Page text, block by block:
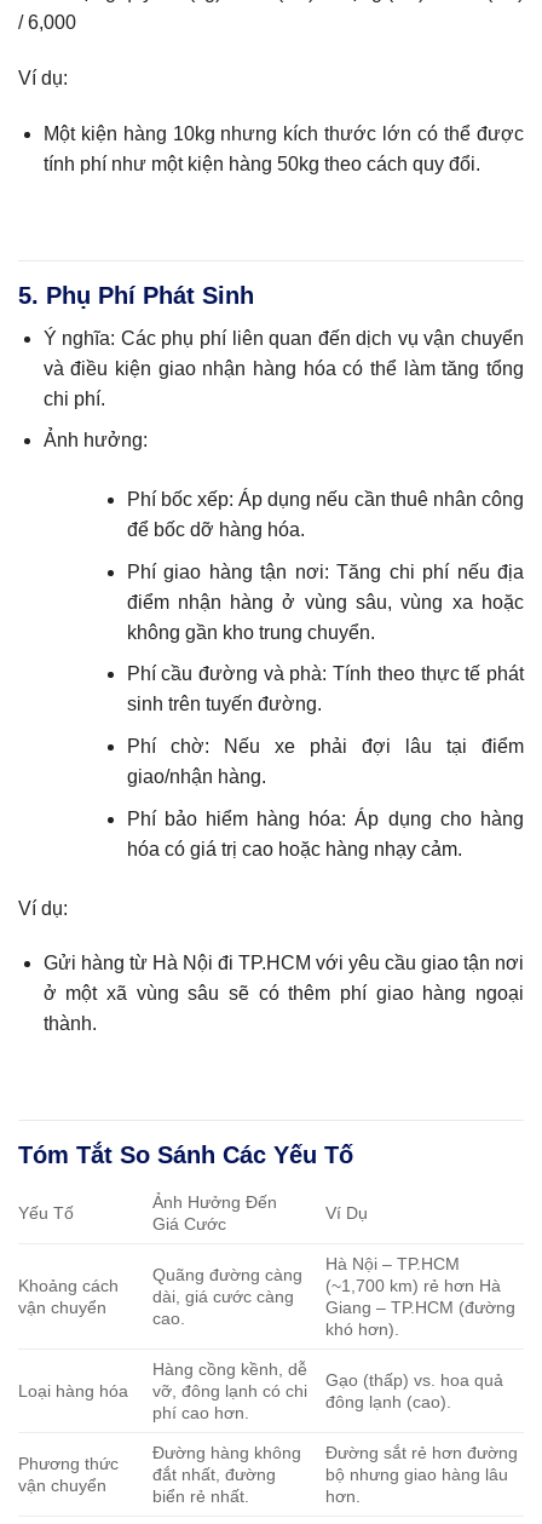
/ 6,000
Ví dụ:
Một kiện hàng 10kg nhưng kích thước lớn có thể được
tính phí như một kiện hàng 50kg theo cách quy đổi.
5. Phụ Phí Phát Sinh
Ý nghĩa: Các phụ phí liên quan đến dịch vụ vận chuyển
và điều kiện giao nhận hàng hóa có thể làm tăng tổng
chi phí.
Ảnh hưởng:
Phí bốc xếp: Áp dụng nếu cần thuê nhân công
để bốc dỡ hàng hóa.
Phí giao hàng tận nơi: Tăng chi phí nếu địa
điểm nhận hàng ở vùng sâu, vùng xa hoặc
không gần kho trung chuyển.
Phí cầu đường và phà: Tính theo thực tế phát
sinh trên tuyến đường.
Phí chờ: Nếu xe phải đợi lâu tại điểm
giao/nhận hàng.
Phí bảo hiểm hàng hóa: Áp dụng cho hàng
hóa có giá trị cao hoặc hàng nhạy cảm.
Ví dụ:
Gửi hàng từ Hà Nội đi TP.HCM với yêu cầu giao tận nơi
ở một xã vùng sâu sẽ có thêm phí giao hàng ngoại
thành.
Tóm Tắt So Sánh Các Yếu Tố
Yếu Tố
Ảnh Hưởng Đến
Giá Cước
Ví Dụ
Khoảng cách
vận chuyển
Quãng đường càng
dài, giá cước càng
cao.
Hà Nội – TP.HCM
(~1,700 km) rẻ hơn Hà
Giang – TP.HCM (đường
khó hơn).
Loại hàng hóa
Hàng cồng kềnh, dễ
vỡ, đông lạnh có chi
phí cao hơn.
Gạo (thấp) vs. hoa quả
đông lạnh (cao).
Phương thức
vận chuyển
Đường hàng không
đắt nhất, đường
biển rẻ nhất.
Đường sắt rẻ hơn đường
bộ nhưng giao hàng lâu
hơn.